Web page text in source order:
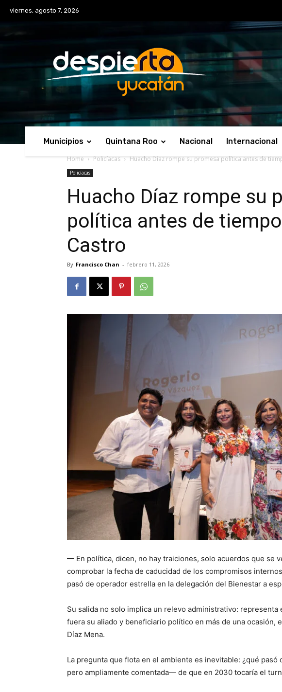
viernes, agosto 7, 2026
Municipios Quintana Roo Nacional Internacional
Home Policíacas Huacho Díaz rompe su promesa política antes de
Policíacas
Huacho Díaz rompe su
política antes de
Castro
By Francisco Chan - febrero 11, 2026
— En política, dicen, no hay traiciones, solo acuerdos que se
comprobar la fecha de caducidad de los compromisos
pasó de operador estrella en la delegación del Bienestar a
Su salida no solo implica un relevo administrativo:
fuera su aliado y beneficiario político en más de una ocasión,
Díaz Mena.
La pregunta que flota en el ambiente es inevitable: ¿qué
pero ampliamente comentada— de que en 2030 tocaría el